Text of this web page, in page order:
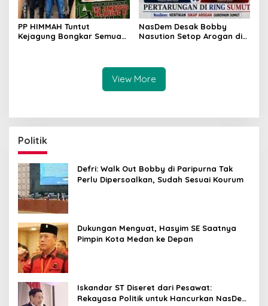
PP HIMMAH Tuntut
Kejagung Bongkar Semua
NasDem Desak Bobby
Nasution Setop Arogan di
View More
Politik
Defri: Walk Out Bobby di Paripurna Tak
Perlu Dipersoalkan, Sudah Sesuai Kourum
Dukungan Menguat, Hasyim SE Saatnya
Pimpin Kota Medan ke Depan
Iskandar ST Diseret dari Pesawat:
Rekayasa Politik untuk Hancurkan NasDem